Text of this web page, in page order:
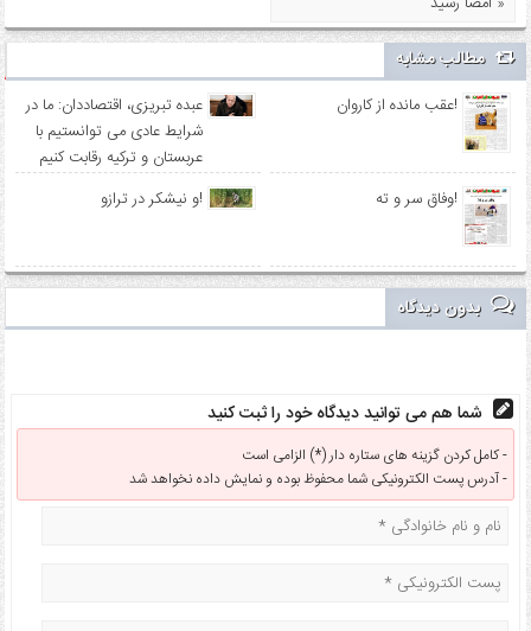
مطالب مشابه
عقب مانده از کاروان!
عبده تبریزی، اقتصاددان: ما در
شرایط عادی می توانستیم با
عربستان و ترکیه رقابت کنیم
وفاق سر و ته!
و نیشکر در ترازو!
بدون دیدگاه
کامل کردن گزینه های ستاره دار (*) الزامی است -
آدرس پست الکترونیکی شما محفوظ بوده و نمایش داده نخواهد شد -